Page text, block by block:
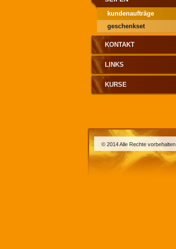
kundenaufträge
geschenkset
KONTAKT
LINKS
KURSE
© 2014 Alle Rechte vorbehalten.